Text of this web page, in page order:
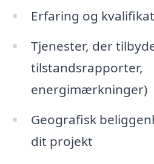
Erfaring og
Tjenester, der
tilstandsrapporter,
energimærkninger)
Geografisk
dit projekt